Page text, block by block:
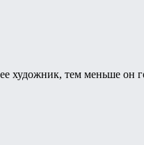
тем меньше он